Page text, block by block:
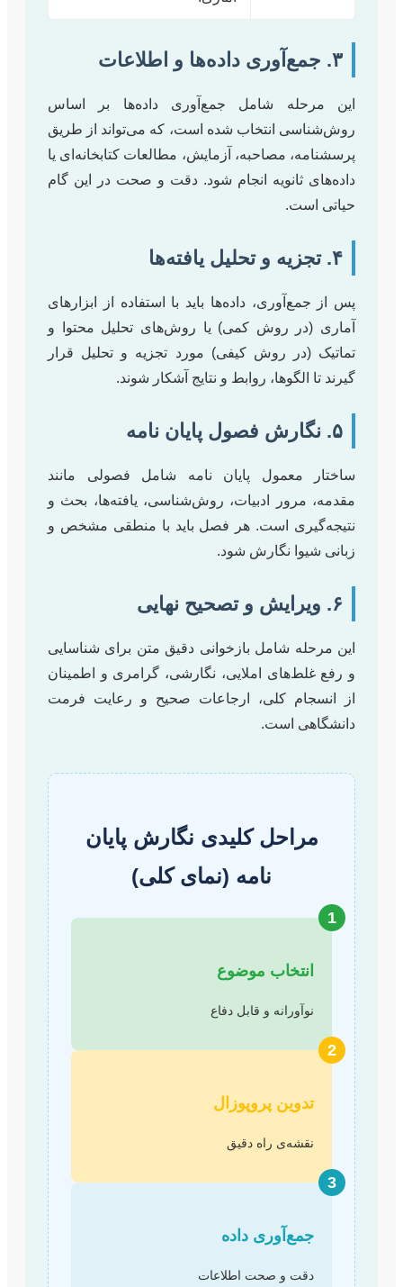
۳. جمع‌آوری داده‌ها و اطلاعات
این مرحله شامل جمع‌آوری داده‌ها بر اساس
روش‌شناسی انتخاب شده است، که می‌تواند از طریق
پرسشنامه، مصاحبه، آزمایش، مطالعات کتابخانه‌ای یا
داده‌های ثانویه انجام شود. دقت و صحت در این گام
حیاتی است.
۴. تجزیه و تحلیل یافته‌ها
پس از جمع‌آوری، داده‌ها باید با استفاده از ابزارهای
آماری (در روش کمی) یا روش‌های تحلیل محتوا و
تماتیک (در روش کیفی) مورد تجزیه و تحلیل قرار
گیرند تا الگوها، روابط و نتایج آشکار شوند.
۵. نگارش فصول پایان نامه
ساختار معمول پایان نامه شامل فصولی مانند
مقدمه، مرور ادبیات، روش‌شناسی، یافته‌ها، بحث و
نتیجه‌گیری است. هر فصل باید با منطقی مشخص و
زبانی شیوا نگارش شود.
۶. ویرایش و تصحیح نهایی
این مرحله شامل بازخوانی دقیق متن برای شناسایی
و رفع غلط‌های املایی، نگارشی، گرامری و اطمینان
از انسجام کلی، ارجاعات صحیح و رعایت فرمت
دانشگاهی است.
مراحل کلیدی نگارش پایان
نامه (نمای کلی)
1
انتخاب موضوع
نوآورانه و قابل دفاع
2
تدوین پروپوزال
نقشه‌ی راه دقیق
3
جمع‌آوری داده
دقت و صحت اطلاعات